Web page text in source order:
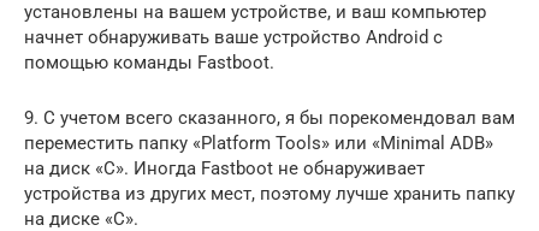
установлены на вашем устройстве, и ваш компьютер
начнет обнаруживать ваше устройство Android с
помощью команды Fastboot.
9. С учетом всего сказанного, я бы порекомендовал вам
переместить папку «Platform Tools» или «Minimal ADB»
на диск «C». Иногда Fastboot не обнаруживает
устройства из других мест, поэтому лучше хранить папку
на диске «C».